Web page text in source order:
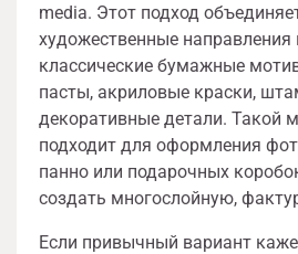
media. Этот подход
художественные
классические бумажные
пасты, акриловые краски,
декоративные детали. Такой
подходит для оформления
панно или подарочных
создать многослойную,
Если привычный вариант